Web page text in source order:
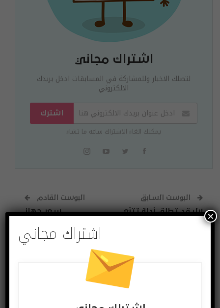
اشتراك مجاني
لتصلك الاخبار وللمشاركة في المسابقات ادخل بريدك
الالكتروني
اشترك
يمكنك الغاء الاشتراك ساعة ما تشاء
البوست السابق
آبل قد تطلق أداة تتبّع
البوست القادم
سعر جهاز
يصل إلى 500 دولار
اشتراك مجاني
×